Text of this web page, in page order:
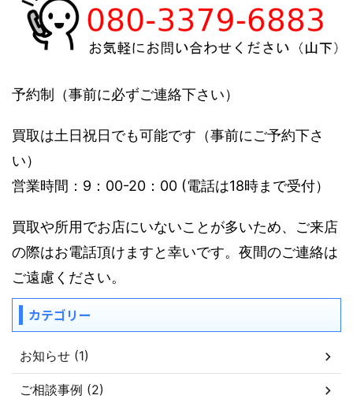
予約制（事前に必ずご連絡下さい）
買取は土日祝日でも可能です（事前にご予約下さ
い）
営業時間：9：00-20：00 (電話は18時まで受付）
買取や所用でお店にいないことが多いため、ご来店
の際はお電話頂けますと幸いです。夜間のご連絡は
ご遠慮ください。
カテゴリー
お知らせ (1)
ご相談事例 (2)